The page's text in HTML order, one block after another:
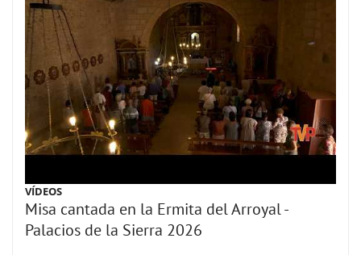
VÍDEOS
Misa cantada en la Ermita del Arroyal -
Palacios de la Sierra 2026